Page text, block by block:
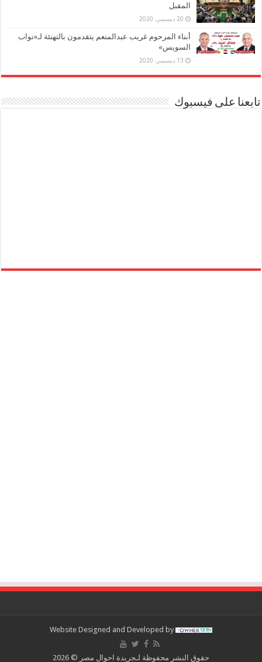
المقبل
20 ديسمبر، 2020
أبناء المرحوم غريب عبدالمنعم يتقدمون بالتهنئة لـ«نواب
السويس»
13 ديسمبر، 2020
تابعنا على فيسبوك
Website Designed and Developed by
حقوق النشر محفوظة لـجريدة احوال مصر © 2026